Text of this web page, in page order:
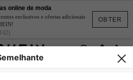
OBTER
online de moda
exclusivos e ofertas adicionais